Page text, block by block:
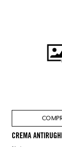
CREMA